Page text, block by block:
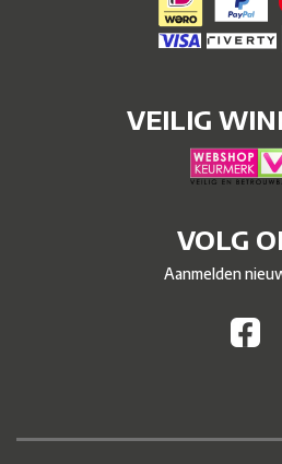
VEILIG
VOLG
Aanmelden